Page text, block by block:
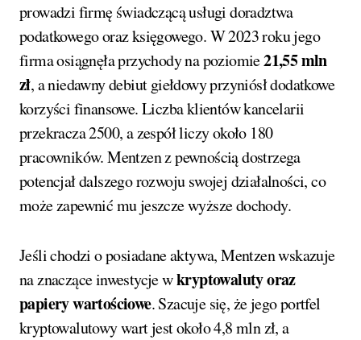
prowadzi firmę świadczącą usługi doradztwa
podatkowego oraz księgowego. W 2023 roku jego
firma osiągnęła przychody na poziomie21,55 mln
zł, a niedawny debiut giełdowy przyniósł dodatkowe
korzyści finansowe. Liczba klientów kancelarii
przekracza 2500, a zespół liczy około 180
pracowników. Mentzen z pewnością dostrzega
potencjał dalszego rozwoju swojej działalności, co
może zapewnić mu jeszcze wyższe dochody.
Jeśli chodzi o posiadane aktywa, Mentzen wskazuje
na znaczące inwestycje wkryptowaluty oraz
papiery wartościowe. Szacuje się, że jego portfel
kryptowalutowy wart jest około 4,8 mln zł, a